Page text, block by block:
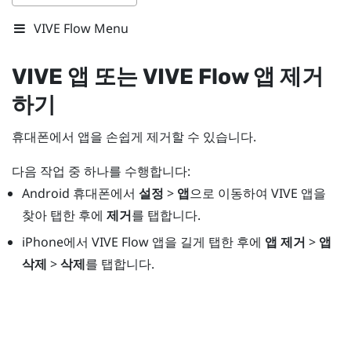
VIVE Flow Menu
VIVE 앱 또는 VIVE Flow 앱 제거
하기
휴대폰에서 앱을 손쉽게 제거할 수 있습니다.
다음 작업 중 하나를 수행합니다:
Android 휴대폰에서 설정 > 앱으로 이동하여 VIVE 앱을
찾아 탭한 후에 제거를 탭합니다.
iPhone에서 VIVE Flow 앱을 길게 탭한 후에 앱 제거 > 앱
삭제 >삭제를 탭합니다.